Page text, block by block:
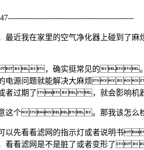
家里的空气净化器上碰到了
，确实挺常见的。
题就能解决大麻烦。
期了，就会影响机
个。那我该怎么
看看滤网的指示灯或者说明书
网是不是脏了或者变形了